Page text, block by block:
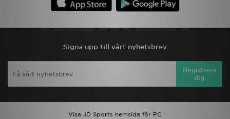
Signa upp till vårt nyhetsbrev
Registrera
dig
Visa JD Sports hemsida för PC
JD Blogg